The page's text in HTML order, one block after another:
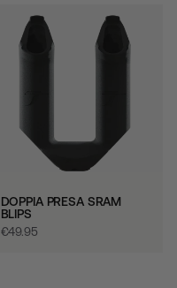
DOPPIA PRESA SRAM
BLIPS
€‎49.95